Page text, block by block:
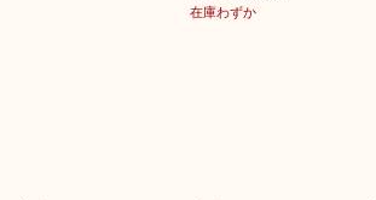
在庫わずか